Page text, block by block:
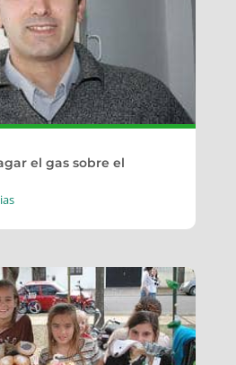
el gas sobre el